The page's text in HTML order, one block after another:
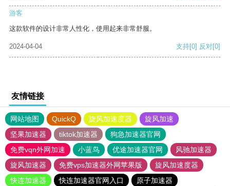
游客
这款软件的设计非常人性化，使用起来非常舒服。
2024-04-04 支持[0] 反对[0]
友情链接
网站地图 QuickQ 旋风加速度器
旋风加速
坚果加速器
tiktok加速器
狗急加速器官网
免费vqn外网加速
小蓝鸟 优途加速器官网
风驰加速器
旋风加速器
免费vps加速器外网苹果版
旋风加速度器
快连加速器
快连加速器官网入口
原子加速器